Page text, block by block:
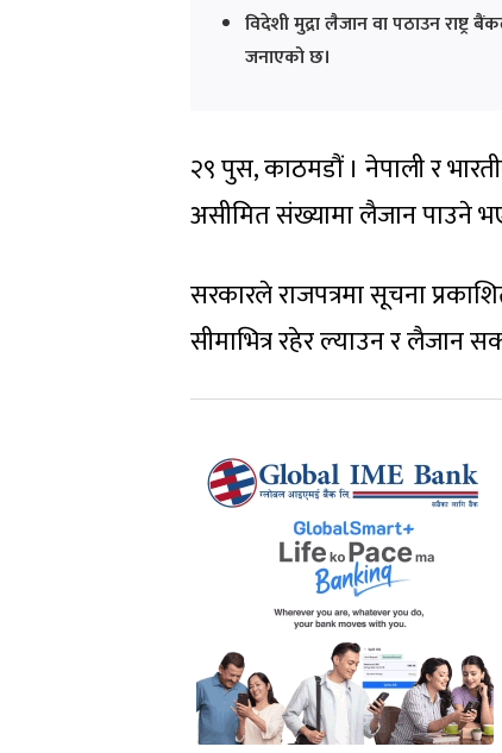
विदेशी मुद्रा लैजान वा पठाउन
जनाएको छ।
२९ पुस, काठमडौं । नेपाली र
असीमित संख्यामा लैजान पाउने
सरकारले राजपत्रमा सूचना
सीमाभित्र रहेर ल्याउन र लैजान